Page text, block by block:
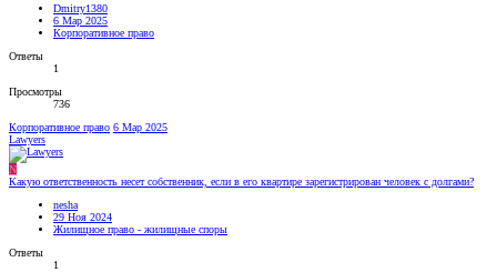
Dmitry1380
6 Мар 2025
Корпоративное право
Ответы
1
Просмотры
736
Корпоративное право 6 Мар 2025
Lawyers
N
Какую ответственность несет собственник, если в его квартире зарегистрирован человек с долгами?
nesha
29 Ноя 2024
Жилищное право - жилищные споры
Ответы
1